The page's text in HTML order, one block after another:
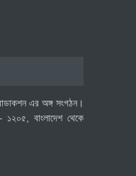
এর অঙ্গ সংগঠন।
১২০৫, বাংলাদেশ থেকে